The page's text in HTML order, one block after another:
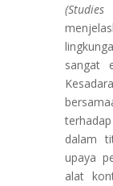
sangat
dalam
upaya
alat